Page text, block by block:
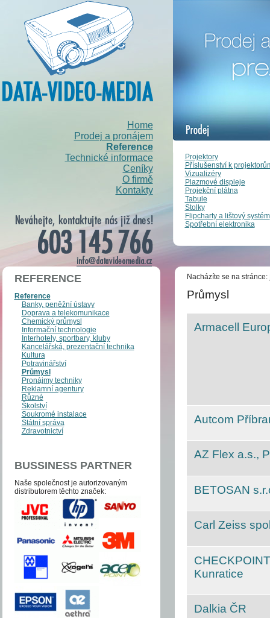
Home
Prodej a pronájem
Reference
Technické informace
Ceníky
O firmě
Kontakty
Projektory
Příslušenství k
Vizualizéry
Plazmové displeje
Projekční plátna
Tabule
Stolky
Flipcharty a lištový systém
Spotřební elektronika
REFERENCE
Reference
Banky, peněžní ústavy
Doprava a telekomunikace
Chemický průmysl
Informační technologie
Interhotely, sportbary, kluby
Kancelářská, prezentační technika
Kultura
Potravinářství
Průmysl
Pronájmy techniky
Reklamní agentury
Různé
Školství
Soukromé instalace
Státní správa
Zdravotnictví
BUSSINESS PARTNER
Naše společnost je auto­­ri­zo­va­ným
distri­bu­to­­rem těchto zna­ček:
Nacházíte se na stránce:
Průmysl
Armacell
Autcom
AZ Flex a.s.,
BETOSAN
Carl Zeiss
Kunratice
Dalkia ČR